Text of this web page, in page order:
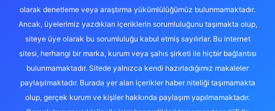
olarak denetleme veya araştırma yükümlülüğümüz bulunmamaktadır.
Ancak, üyelerimiz yazdıkları içeriklerin sorumluluğunu taşımakta olup,
siteye üye olarak bu sorumluluğu kabul etmiş sayılırlar. Bu internet
sitesi, herhangi bir marka, kurum veya şahıs şirketi ile hiçbir bağlantısı
bulunmamaktadır. Sitede yalnızca kendi hazırladığımız makaleler
paylaşılmaktadır. Burada yer alan içerikler haber niteliği taşımamakta
olup, gerçek kurum ve kişiler hakkında paylaşım yapılmamaktadır.